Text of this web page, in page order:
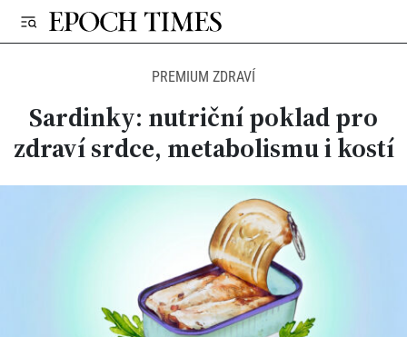
PREMIUM ZDRAVÍ
Sardinky: nutriční poklad pro
zdraví srdce, metabolismu i kostí